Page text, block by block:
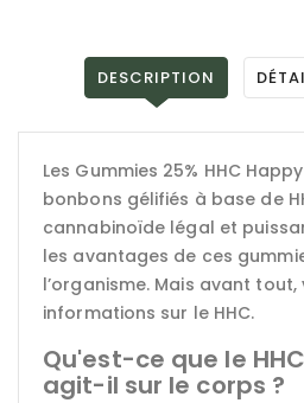
DESCRIPTION
Les Gummies 25% HHC
bonbons gélifiés à base de
cannabinoïde légal et
les avantages de ces
l’organisme. Mais avant
informations sur le HHC.
Qu'est-ce que le
agit-il sur le corps ?